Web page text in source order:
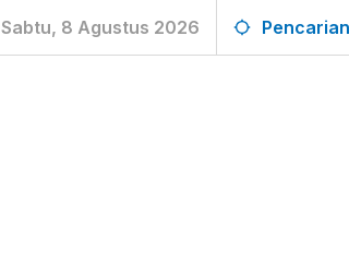
Sabtu, 8 Agustus 2026 Pencarian